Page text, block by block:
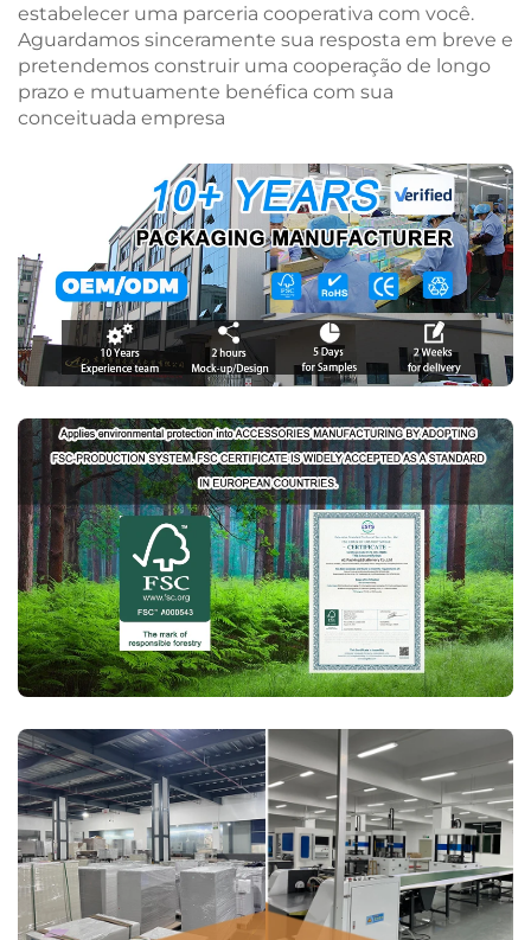
estabelecer uma parceria cooperativa com você.
Aguardamos sinceramente sua resposta em breve e
pretendemos construir uma cooperação de longo
prazo e mutuamente benéfica com sua
conceituada empresa